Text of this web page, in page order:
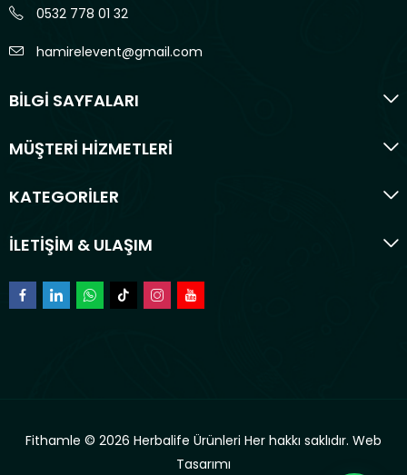
0532 778 01 32
hamirelevent@gmail.com
BİLGİ SAYFALARI
MÜŞTERİ HİZMETLERİ
KATEGORİLER
İLETİŞİM & ULAŞIM
Fithamle © 2026 Herbalife Ürünleri Her hakkı saklıdır. Web
Tasarımı